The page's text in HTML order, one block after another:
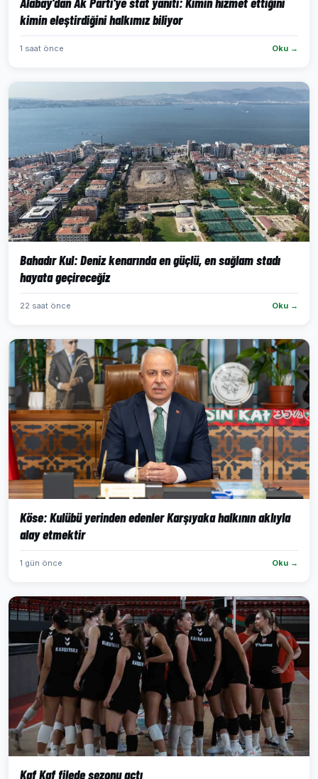
kimin eleştirdiğini halkımız biliyor
1 saat önce Oku →
Bahadır Kul: Deniz kenarında en güçlü, en sağlam stadı
hayata geçireceğiz
22 saat önce Oku →
Köse: Kulübü yerinden edenler Karşıyaka halkının aklıyla
alay etmektir
1 gün önce Oku →
Kaf Kaf filede sezonu açtı